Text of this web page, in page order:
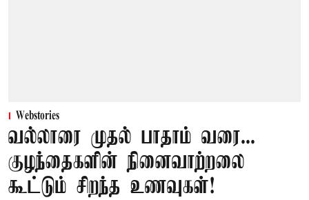
Webstories
வல்லாரை முதல் பாதாம் வரை...
குழந்தைகளின் நினைவாற்றலை
கூட்டும் சிறந்த உணவுகள்!